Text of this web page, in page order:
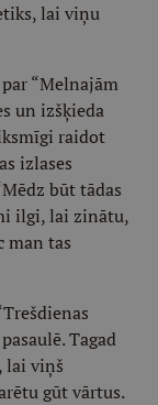
lai viņu
“Melnajām
un izšķieda
raidot
izlases
būt tādas
ilgi, lai zinātu,
man tas
Tagad
lai viņš
gūt vārtus.